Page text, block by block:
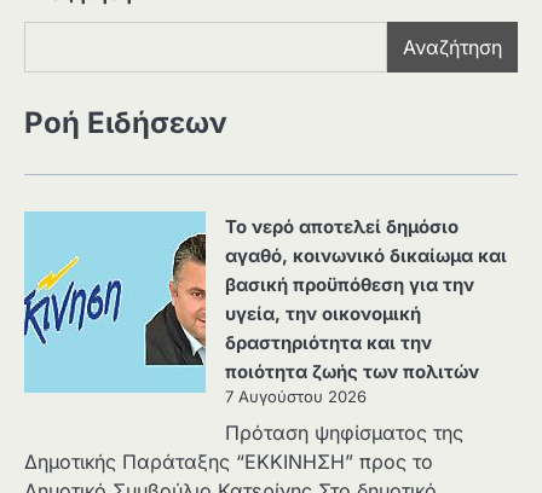
Αναζήτηση
Ροή Ειδήσεων
Το νερό αποτελεί δημόσιο
αγαθό, κοινωνικό δικαίωμα και
βασική προϋπόθεση για την
υγεία, την οικονομική
δραστηριότητα και την
ποιότητα ζωής των πολιτών
7 Αυγούστου 2026
Πρόταση ψηφίσματος της
Δημοτικής Παράταξης “ΕΚΚΙΝΗΣΗ” προς το